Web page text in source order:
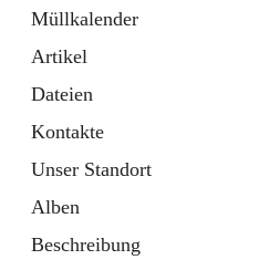
Müllkalender
Artikel
Dateien
Kontakte
Unser Standort
Alben
Beschreibung